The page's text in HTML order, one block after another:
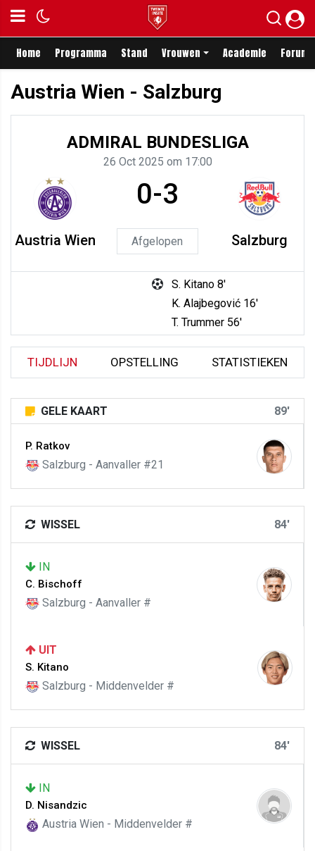
Home Programma Stand Vrouwen Academie Forum
Austria Wien - Salzburg
ADMIRAL BUNDESLIGA
26 Oct 2025 om 17:00
Austria Wien
0-3
Afgelopen Salzburg
S. Kitano 8'
K. Alajbegović 16'
T. Trummer 56'
TIJDLIJN OPSTELLING STATISTIEKEN
GELE KAART 89'
P. Ratkov
Salzburg - Aanvaller #21
WISSEL 84'
IN
C. Bischoff
Salzburg - Aanvaller #
UIT
S. Kitano
Salzburg - Middenvelder #
WISSEL 84'
IN
D. Nisandzic
Austria Wien - Middenvelder #